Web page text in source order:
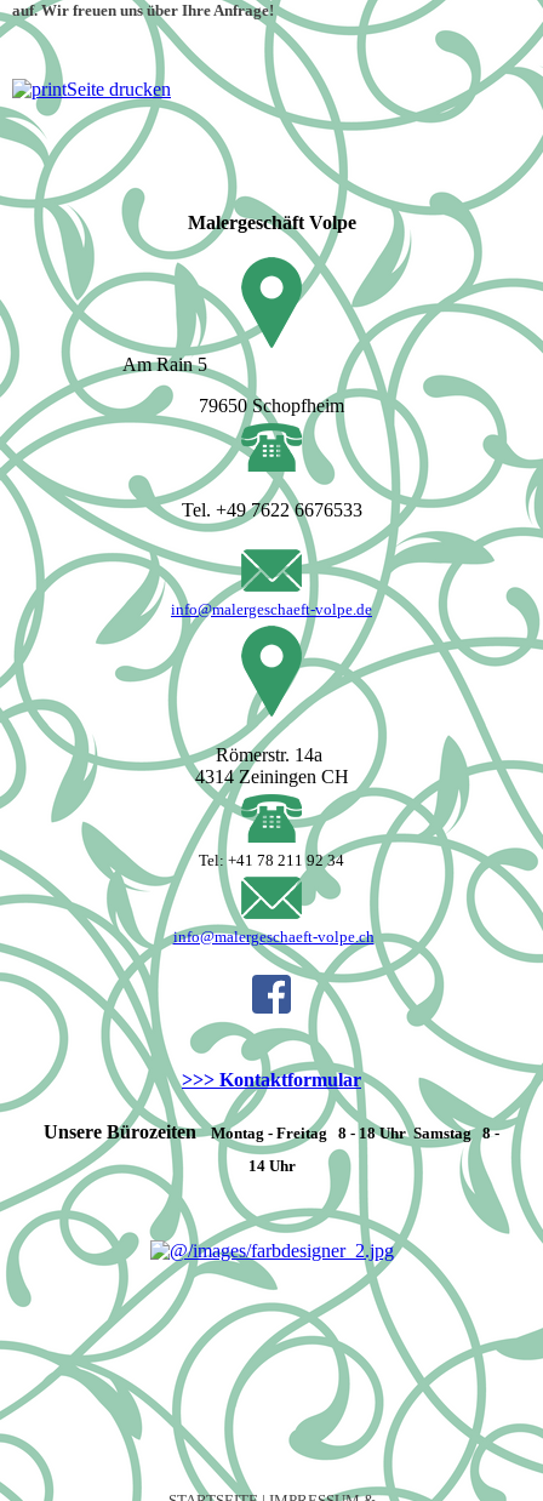
auf.Wir freuen uns über Ihre Anfrage!
Seite drucken
Malergeschäft Volpe
Am Rain 5
79650 Schopfheim
Tel. +49 7622 6676533
info@malergeschaeft-volpe.de
Römerstr. 14a
4314 Zeiningen CH
Tel: +41 78 211 92 34
info@malergeschaeft-volpe.ch
>>> Kontaktformular
Unsere BürozeitenMontag - Freitag 8 - 18 Uhr Samstag8 -
14 Uhr